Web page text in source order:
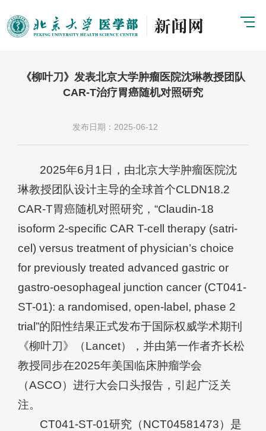
《柳叶刀》发表北京大学肿瘤医院沈琳教授团队
CAR-T治疗胃癌随机对照研究
发布日期：2025-06-12
2025年6月1日，由北京大学肿瘤医院沈
琳教授团队设计主导的全球首个CLDN18.2
CAR-T胃癌随机对照研究，“Claudin-18
isoform 2-specific CAR T-cell therapy (satri-
cel) versus treatment of physician’s choice
for previously treated advanced gastric or
gastro-oesophageal junction cancer (CT041-
ST-01): a randomised, open-label, phase 2
trial”的阳性结果正式发布于国际权威学术期刊
《柳叶刀》（Lancet），并由第一作者齐长松
教授同步在2025年美国临床肿瘤学会
（ASCO）进行大会口头报告，引起广泛关
注。
CT041-ST-01研究（NCT04581473）是